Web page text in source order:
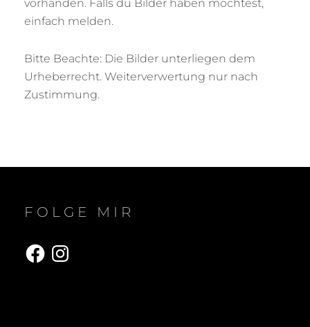
vorhanden. Falls du Bilder haben möchtest,
einfach melden.
Bitte Beachte: Die Bilder unterliegen dem
Urheberrecht. Weiterverwertung nur nach
Zustimmung.
FOLGE MIR
FacebookInstagram